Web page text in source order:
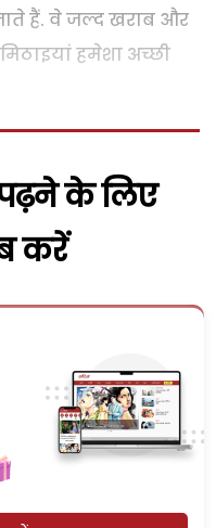
हैं. वे जल्द खराब और
हमेशा अच्छी
के लिए
करें